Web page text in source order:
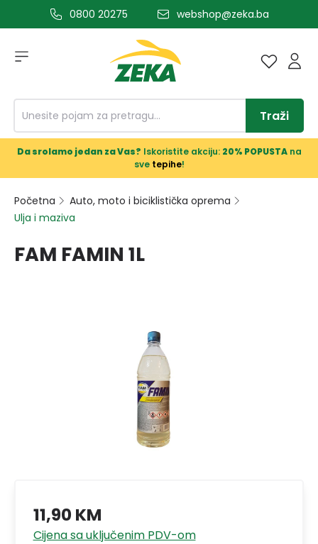
glavni sadržaj0800 20275 webshop@zeka.ba
Traži
Da srolamo jedan za Vas? Iskoristite akciju: 20% POPUSTAna
sve tepihe!
Početna
Auto, moto i biciklistička oprema
Ulja i maziva
FAM FAMIN 1L
11,90 KM
Cijena sa uključenim PDV-om